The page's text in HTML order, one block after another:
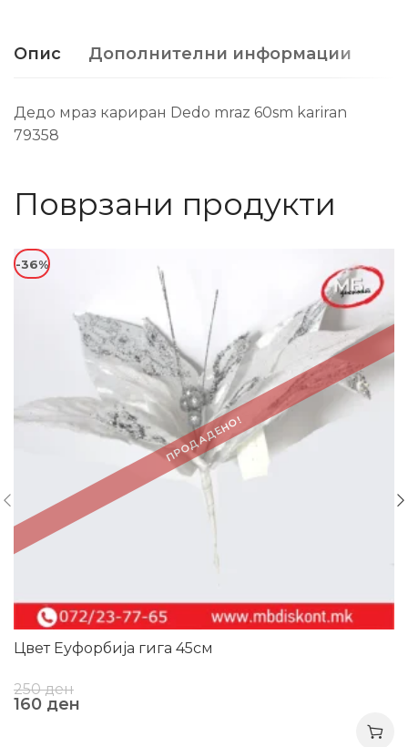
Опис Дополнителни информации
Дедо мраз кариран Dedo mraz 60sm kariran
79358
Поврзани продукти
ПРОДАДЕНО!
-36%
Цвет Еуфорбија гига 45см
250ден
160 ден